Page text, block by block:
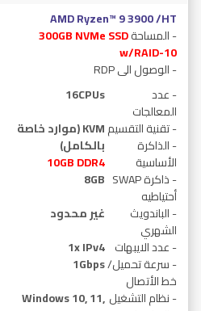
AMD Ryzen™ 9 3900 /HT
- المساحة300GB NVMe SSD
w/RAID-10
- الوصول الى RDP
16CPUs
- عدد
المعالجات
KVM (موارد خاصة
بالكامل)
- تقنية التقسيم
10GB DDR4
- الذاكرة
الأساسية
8GB - ذاكرة SWAP
أحتياطيه
غير محدود
- الباندويث
الشهري
1x IPv4 - عدد الايبهات
1Gbps- سرعة تحميل/
خط الأتصال
Windows 10, 11, - نظام التشغيل